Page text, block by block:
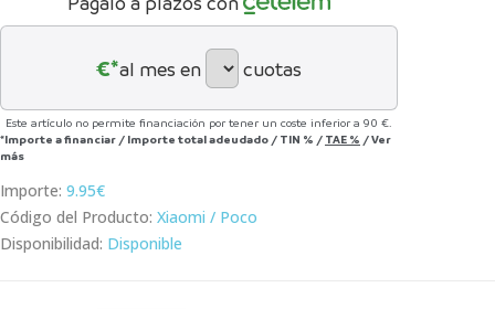
€*al mes en cuotas
Este artículo no permite financiación por tener un coste inferior a 90 €.
*Importe a financiar / Importe total adeudado / TIN % / TAE % /Ver
más
Importe: 9.95€
Código del Producto: Xiaomi / Poco
Disponibilidad: Disponible